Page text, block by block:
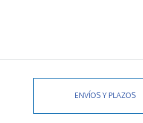
ENVÍOS Y PLAZOS